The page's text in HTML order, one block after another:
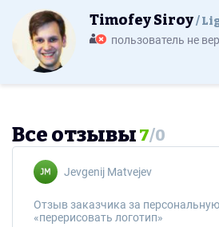
Timofey Siroy
пользователь не
Все отзывы 7/0
Jevgenij Matvejev
Отзыв заказчика за
«перерисовать логотип»